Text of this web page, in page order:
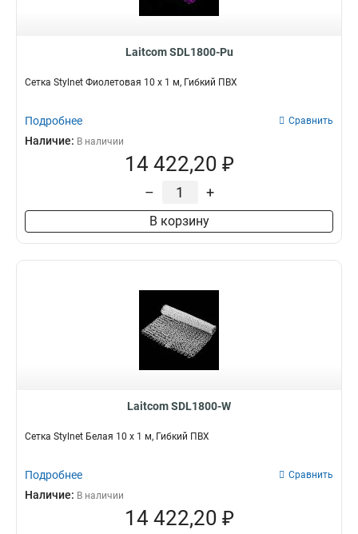
Laitcom SDL1800-Pu
Сетка Stylnet Фиолетовая 10 x 1 м, Гибкий ПВХ
Подробнее Сравнить
Наличие: В наличии
14 422,20 ₽
– +
В корзину
Laitcom SDL1800-W
Сетка Stylnet Белая 10 x 1 м, Гибкий ПВХ
Подробнее Сравнить
Наличие: В наличии
14 422,20 ₽